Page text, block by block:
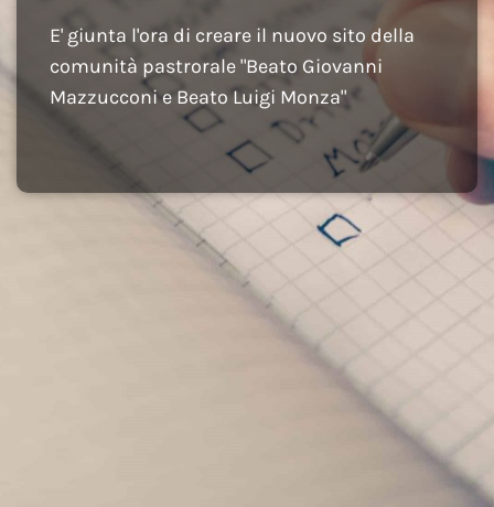
E' giunta l'ora di creare il nuovo sito della
comunità pastrorale "Beato Giovanni
Mazzucconi e Beato Luigi Monza"